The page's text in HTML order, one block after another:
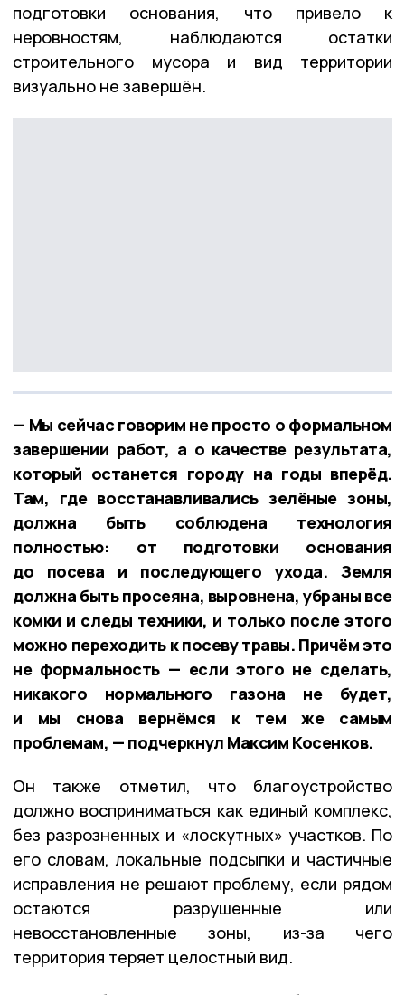
подготовки основания, что привело к
неровностям, наблюдаются остатки
строительного мусора и вид территории
визуально не завершён.
— Мы сейчас говорим не просто о формальном
завершении работ, а о качестве результата,
который останется городу на годы вперёд.
Там, где восстанавливались зелёные зоны,
должна быть соблюдена технология
полностью: от подготовки основания
до посева и последующего ухода. Земля
должна быть просеяна, выровнена, убраны все
комки и следы техники, и только после этого
можно переходить к посеву травы. Причём это
не формальность — если этого не сделать,
никакого нормального газона не будет,
и мы снова вернёмся к тем же самым
проблемам, — подчеркнул Максим Косенков.
Он также отметил, что благоустройство
должно восприниматься как единый комплекс,
без разрозненных и «лоскутных» участков. По
его словам, локальные подсыпки и частичные
исправления не решают проблему, если рядом
остаются разрушенные или
невосстановленные зоны, из-за чего
территория теряет целостный вид.